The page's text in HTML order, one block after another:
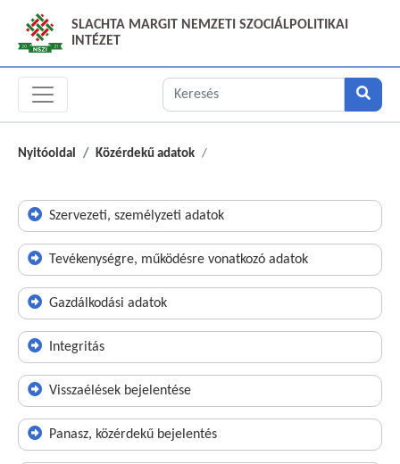
SLACHTA MARGIT NEMZETI SZOCIÁLPOLITIKAI
INTÉZET
Nyitóoldal Közérdekű adatok
Szervezeti, személyzeti adatok
Tevékenységre, működésre vonatkozó adatok
Gazdálkodási adatok
Integritás
Visszaélések bejelentése
Panasz, közérdekű bejelentés